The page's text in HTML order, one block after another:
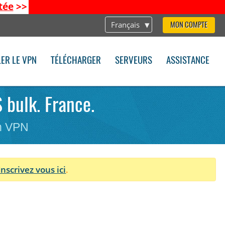
>>
Français MON COMPTE
LE VPN TÉLÉCHARGER SERVEURS ASSISTANCE
bulk. France.
VPN
vous ici.